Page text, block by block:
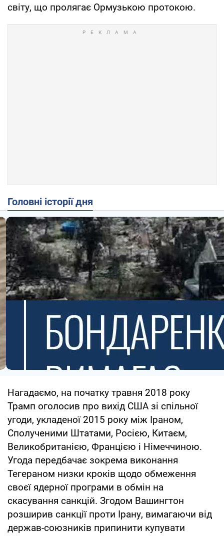
світу, що пролягає Ормузькою протокою.
Головні історії дня
Нагадаємо, на початку травня 2018 року
Трамп оголосив про вихід США зі спільної
угоди, укладеної 2015 року між Іраном,
Сполученими Штатами, Росією, Китаєм,
Великобританією, Францією і Німеччиною.
Угода передбачає зокрема виконання
Тегераном низки кроків щодо обмеження
своєї ядерної програми в обмін на
скасування санкцій. Згодом Вашингтон
розширив санкції проти Ірану, вимагаючи від
держав-союзників припинити купувати